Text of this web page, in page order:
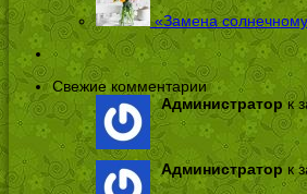
«Замена
Свежие комментарии
Администраторк
Администратор к